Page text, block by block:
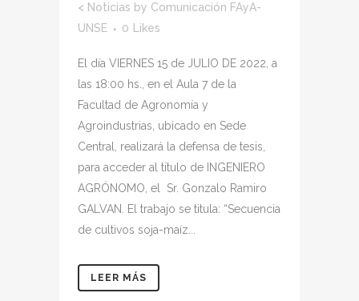
< Noticias by Comunicación FAyA-
UNSE
0 Likes
El día VIERNES 15 de JULIO DE 2022, a
las 18:00 hs., en el Aula 7 de la
Facultad de Agronomía y
Agroindustrias, ubicado en Sede
Central, realizará la defensa de tesis,
para acceder al título de INGENIERO
AGRÓNOMO, el Sr. Gonzalo Ramiro
GALVAN. El trabajo se titula: “Secuencia
de cultivos soja-maíz...
LEER MÁS